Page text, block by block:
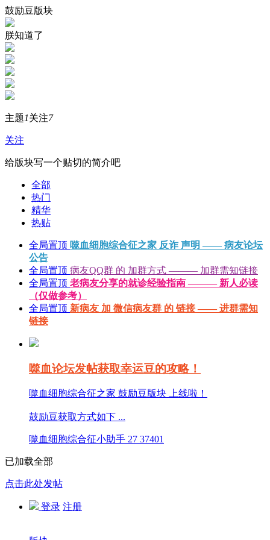
鼓励豆版块
朕知道了
主题1关注7
关注
给版块写一个贴切的简介吧
全部
热门
精华
热贴
全局置顶 噬血细胞综合征之家 反诈 声明 —— 病友论坛
公告
全局置顶 病友QQ群 的 加群方式 ——— 加群需知链接
全局置顶 老病友分享的就诊经验指南 ——— 新人必读
（仅做参考）
全局置顶 新病友 加 微信病友群 的 链接 —— 进群需知
链接
噬血论坛发帖获取幸运豆的攻略！
噬血细胞综合征之家 鼓励豆版块 上线啦！
鼓励豆获取方式如下 ...
噬血细胞综合征小助手 27 37401
已加载全部
点击此处发帖
登录 注册